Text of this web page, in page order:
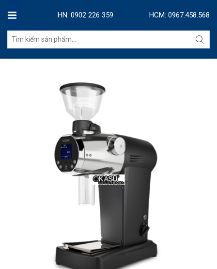
HN: 0902 226 359 HCM: 0967.458.568